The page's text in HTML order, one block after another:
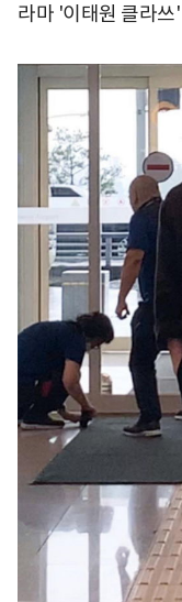
라마 '이태원 클라